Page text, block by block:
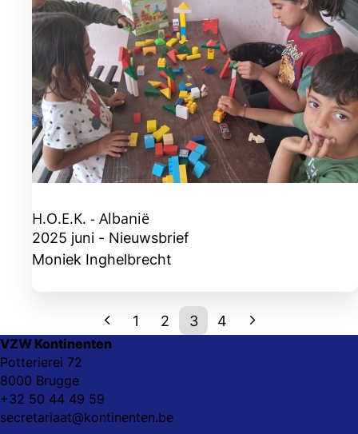
H.O.E.K. - Albanië
2025 juni - Nieuwsbrief
Moniek Inghelbrecht
1 2 3 4
VZW Kontinenten
Potterierei 72
8000 Brugge
+32 50 44 49 59
secretariaat@kontinenten.be